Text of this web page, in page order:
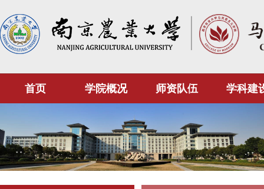
首页 学院概况 师资队伍 学科建